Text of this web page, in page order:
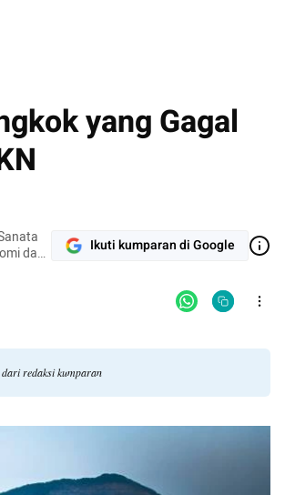
yang Gagal
dan
Ikuti kumparan di Google
redaksi kumparan